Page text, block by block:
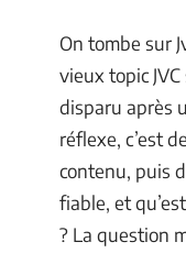
On tombe sur
vieux topic
disparu après
réflexe, c’est
contenu, puis
fiable, et
? La question